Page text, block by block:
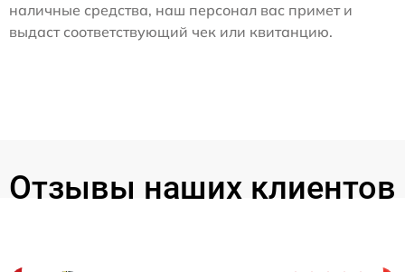
наличные средства, наш персонал вас примет и
выдаст соответствующий чек или квитанцию.
Отзывы наших клиентов